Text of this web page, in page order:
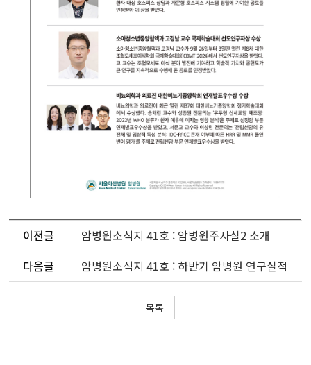
이전글
암병원소식지 41호 : 암병원주사실2 소개
다음글
암병원소식지 41호 : 하반기 암병원 연구실적
목록